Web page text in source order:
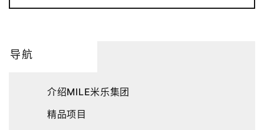
导航
介绍MILE米乐集团
精品项目